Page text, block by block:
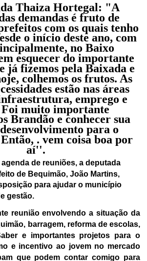
Thaiza Hortegal: "A
demandas é fruto de
com os quais tenho
o início deste ano, com
no Baixo
esquecer do importante
já fizemos pela Baixada e
colhemos os frutos. As
estão nas áreas
emprego e
muito importante
Brandão e conhecer sua
para o
. vem coisa boa por
aí''.
de reuniões, a deputada
de Bequimão, João Martins,
para ajudar o município
gestão.
reunião envolvendo a situação da
barragem, reforma de escolas,
e importantes projetos para o
e incentivo ao jovem no mercado
que podem contar comigo para